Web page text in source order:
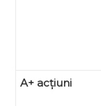
A+ acțiuni